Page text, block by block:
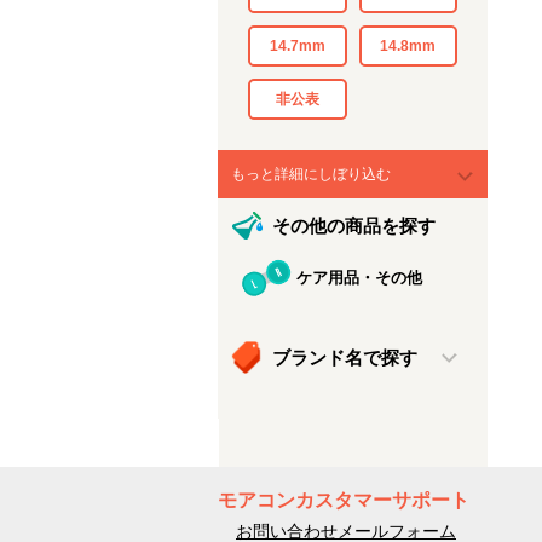
14.7mm 14.8mm
非公表
もっと詳細にしぼり込む
その他の商品を探す
ケア用品・その他
ブランド名で探す
モアコンカスタマーサポート
お問い合わせメールフォーム